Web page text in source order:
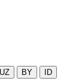
UZ BY ID